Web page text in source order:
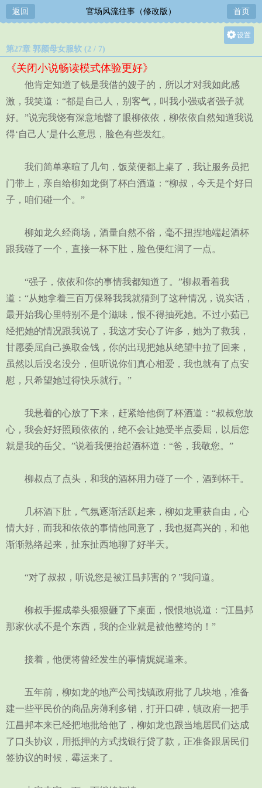
返回 官场风流往事（修改版） 首页
设置
中
小
第27章 郭颜母女服软 (2 / 7)
《关闭小说畅读模式体验更好》
他肯定知道了钱是我借的嫂子的，所以才对我如此感
激，我笑道：“都是自己人，别客气，叫我小强或者强子就
好。”说完我饶有深意地瞥了眼柳依依，柳依依自然知道我说
得‘自己人’是什么意思，脸色有些发红。
我们简单寒暄了几句，饭菜便都上桌了，我让服务员把
门带上，亲自给柳如龙倒了杯白酒道：“柳叔，今天是个好日
子，咱们碰一个。”
柳如龙久经商场，酒量自然不俗，毫不扭捏地端起酒杯
跟我碰了一个，直接一杯下肚，脸色便红润了一点。
“强子，依依和你的事情我都知道了。”柳叔看着我
道：“从她拿着三百万保释我我就猜到了这种情况，说实话，
最开始我心里特别不是个滋味，恨不得抽死她。不过小茹已
经把她的情况跟我说了，我这才安心了许多，她为了救我，
甘愿委屈自己换取金钱，你的出现把她从绝望中拉了回来，
虽然以后没名没分，但听说你们真心相爱，我也就有了点安
慰，只希望她过得快乐就行。”
我悬着的心放了下来，赶紧给他倒了杯酒道：“叔叔您放
心，我会好好照顾依依的，绝不会让她受半点委屈，以后您
就是我的岳父。”说着我便抬起酒杯道：“爸，我敬您。”
柳叔点了点头，和我的酒杯用力碰了一个，酒到杯干。
几杯酒下肚，气氛逐渐活跃起来，柳如龙重获自由，心
情大好，而我和依依的事情他同意了，我也挺高兴的，和他
渐渐熟络起来，扯东扯西地聊了好半天。
“对了叔叔，听说您是被江昌邦害的？”我问道。
柳叔手握成拳头狠狠砸了下桌面，恨恨地说道：“江昌邦
那家伙忒不是个东西，我的企业就是被他整垮的！”
接着，他便将曾经发生的事情娓娓道来。
五年前，柳如龙的地产公司找镇政府批了几块地，准备
建一些平民价的商品房薄利多销，打开口碑，镇政府一把手
江昌邦本来已经把地批给他了，柳如龙也跟当地居民们达成
了口头协议，用抵押的方式找银行贷了款，正准备跟居民们
签协议的时候，霉运来了。